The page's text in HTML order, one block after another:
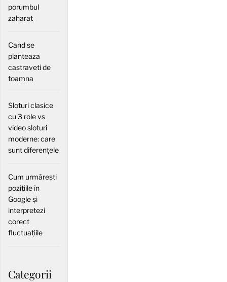
porumbul
zaharat
Cand se
planteaza
castraveti de
toamna
Sloturi clasice
cu 3 role vs
video sloturi
moderne: care
sunt diferențele
Cum urmărești
pozițiile în
Google și
interpretezi
corect
fluctuațiile
Categorii